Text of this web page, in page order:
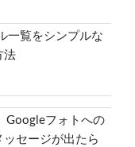
一覧をシンプルな
法
Googleフォトへの
セージが出たら